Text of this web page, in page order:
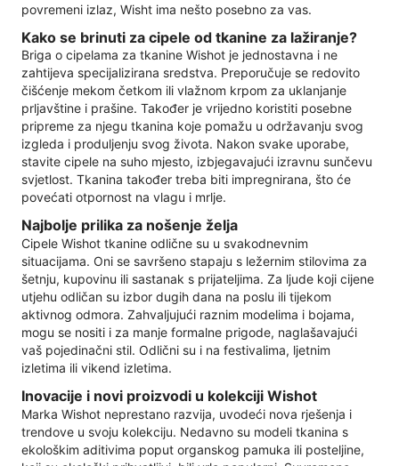
povremeni izlaz, Wisht ima nešto posebno za vas.
Kako se brinuti za cipele od tkanine za lažiranje?
Briga o cipelama za tkanine Wishot je jednostavna i ne
zahtijeva specijalizirana sredstva. Preporučuje se redovito
čišćenje mekom četkom ili vlažnom krpom za uklanjanje
prljavštine i prašine. Također je vrijedno koristiti posebne
pripreme za njegu tkanina koje pomažu u održavanju svog
izgleda i produljenju svog života. Nakon svake uporabe,
stavite cipele na suho mjesto, izbjegavajući izravnu sunčevu
svjetlost. Tkanina također treba biti impregnirana, što će
povećati otpornost na vlagu i mrlje.
Najbolje prilika za nošenje želja
Cipele Wishot tkanine odlične su u svakodnevnim
situacijama. Oni se savršeno stapaju s ležernim stilovima za
šetnju, kupovinu ili sastanak s prijateljima. Za ljude koji cijene
utjehu odličan su izbor dugih dana na poslu ili tijekom
aktivnog odmora. Zahvaljujući raznim modelima i bojama,
mogu se nositi i za manje formalne prigode, naglašavajući
vaš pojedinačni stil. Odlični su i na festivalima, ljetnim
izletima ili vikend izletima.
Inovacije i novi proizvodi u kolekciji Wishot
Marka Wishot neprestano razvija, uvodeći nova rješenja i
trendove u svoju kolekciju. Nedavno su modeli tkanina s
ekološkim aditivima poput organskog pamuka ili posteljine,